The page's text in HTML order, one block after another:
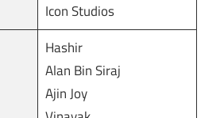
Icon Studios
Hashir
Alan Bin Siraj
Ajin Joy